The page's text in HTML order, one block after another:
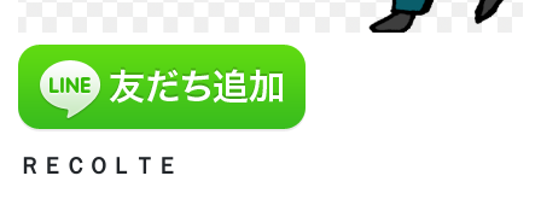
ＲＥＣＯＬＴＥ